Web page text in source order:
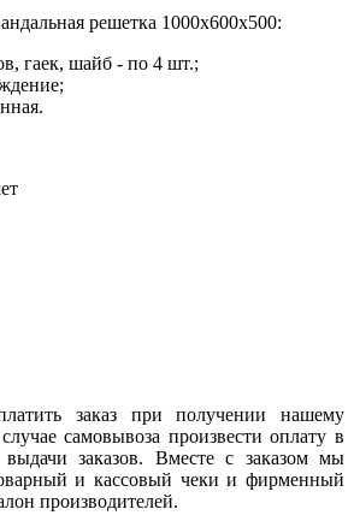
решетка 1000х600х500:
гаек, шайб - по 4 шт.;
заказ при получении нашему
самовывоза произвести оплату в
заказов. Вместе с заказом мы
и кассовый чеки и фирменный
производителей.